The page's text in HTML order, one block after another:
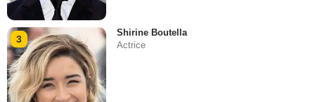
3
Shirine Boutella
Actrice